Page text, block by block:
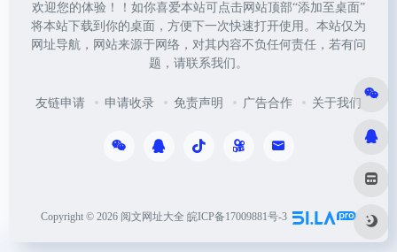
欢迎您的体验！！如你喜爱本站可点击网站顶部“添加至桌面”
将本站下载到你的桌面，方便下一次快速打开使用。本站仅为
网址导航，网站来源于网络，对其内容不负任何责任，若有问
题，请联系我们。
友链申请 申请收录 免责声明 广告合作 关于我们
Copyright © 2026 阅文网址大全 皖ICP备17009881号-3